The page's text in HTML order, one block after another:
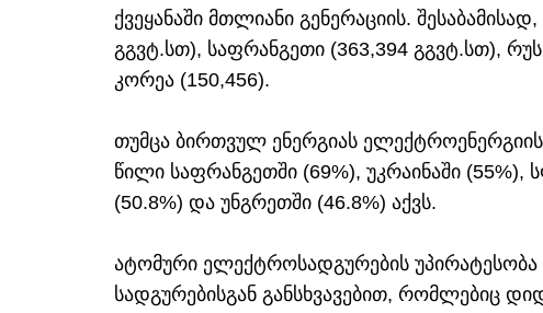
ქვეყანაში მთლიანი გენერაციის.
გგვტ.სთ), საფრანგეთი (363,394 გგვტ.სთ),
კორეა (150,456).
თუმცა ბირთვულ ენერგიას
წილი საფრანგეთში (69%), უკრაინაში (55%),
(50.8%) და უნგრეთში (46.8%) აქვს.
ატომური ელექტროსადგურების უპირატესობა
სადგურებისგან განსხვავებით, რომლებიც